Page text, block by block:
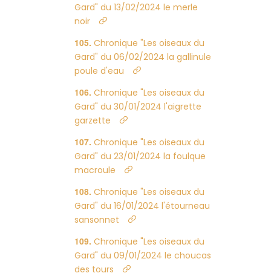
Gard" du 13/02/2024 le merle
noir
Chronique "Les oiseaux du
Gard" du 06/02/2024 la gallinule
poule d'eau
Chronique "Les oiseaux du
Gard" du 30/01/2024 l'aigrette
garzette
Chronique "Les oiseaux du
Gard" du 23/01/2024 la foulque
macroule
Chronique "Les oiseaux du
Gard" du 16/01/2024 l'étourneau
sansonnet
Chronique "Les oiseaux du
Gard" du 09/01/2024 le choucas
des tours